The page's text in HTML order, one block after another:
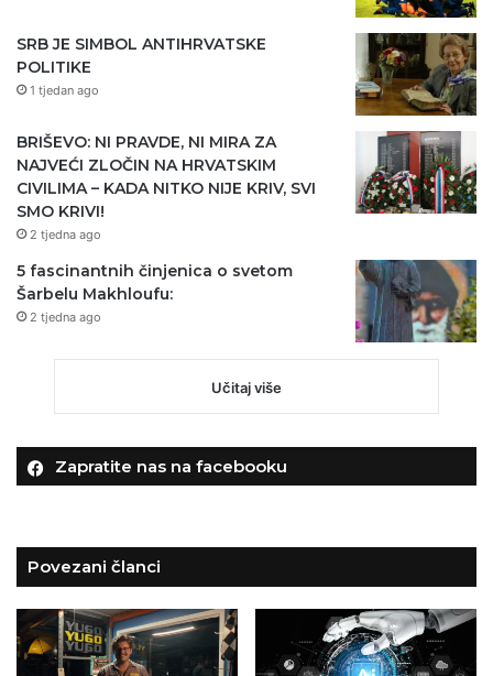
SRB JE SIMBOL ANTIHRVATSKE
POLITIKE
1 tjedan ago
BRIŠEVO: NI PRAVDE, NI MIRA ZA
NAJVEĆI ZLOČIN NA HRVATSKIM
CIVILIMA – KADA NITKO NIJE KRIV, SVI
SMO KRIVI!
2 tjedna ago
5 fascinantnih činjenica o svetom
Šarbelu Makhloufu:
2 tjedna ago
Učitaj više
Zapratite nas na facebooku
Povezani članci